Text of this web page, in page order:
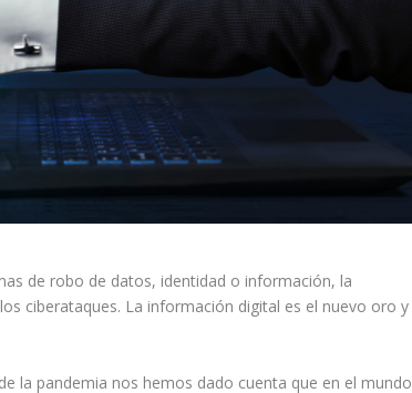
de robo de datos, identidad o información, la
ciberataques. La información digital es el nuevo oro y
la pandemia nos hemos dado cuenta que en el mundo